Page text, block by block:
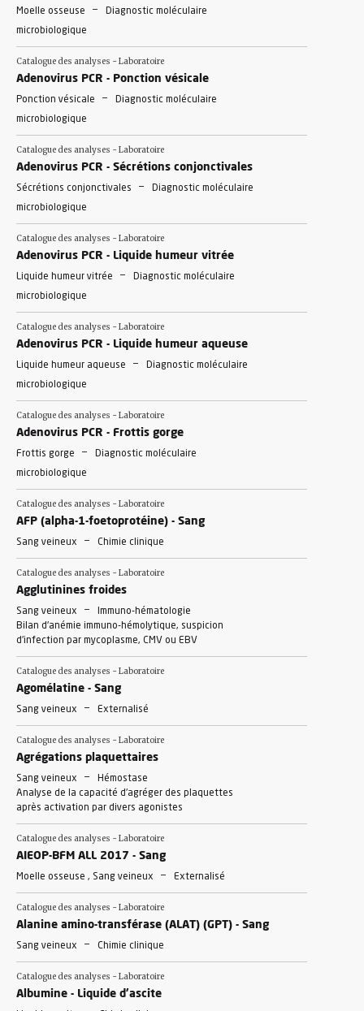
Moelle osseuse -
Diagnostic moléculaire
microbiologique
Catalogue des analyses - Laboratoire
Adenovirus PCR - Ponction vésicale
Ponction vésicale -
Diagnostic moléculaire
microbiologique
Catalogue des analyses - Laboratoire
Adenovirus PCR - Sécrétions conjonctivales
Sécrétions conjonctivales -
Diagnostic moléculaire
microbiologique
Catalogue des analyses - Laboratoire
Adenovirus PCR - Liquide humeur vitrée
Liquide humeur vitrée -
Diagnostic moléculaire
microbiologique
Catalogue des analyses - Laboratoire
Adenovirus PCR - Liquide humeur aqueuse
Liquide humeur aqueuse -
Diagnostic moléculaire
microbiologique
Catalogue des analyses - Laboratoire
Adenovirus PCR - Frottis gorge
Frottis gorge -
Diagnostic moléculaire
microbiologique
Catalogue des analyses - Laboratoire
AFP (alpha-1-foetoprotéine) - Sang
Sang veineux - Chimie clinique
Catalogue des analyses - Laboratoire
Agglutinines froides
Sang veineux -
Immuno-hématologie
Bilan d'anémie immuno-hémolytique, suspicion
d'infection par mycoplasme, CMV ou EBV
Catalogue des analyses - Laboratoire
Agomélatine - Sang
Sang veineux - Externalisé
Catalogue des analyses - Laboratoire
Agrégations plaquettaires
Sang veineux -
Hémostase
Analyse de la capacité d'agréger des plaquettes
après activation par divers agonistes
Catalogue des analyses - Laboratoire
AIEOP-BFM ALL 2017 - Sang
Moelle osseuse , Sang veineux - Externalisé
Catalogue des analyses - Laboratoire
Alanine amino-transférase (ALAT) (GPT) - Sang
Sang veineux - Chimie clinique
Catalogue des analyses - Laboratoire
Albumine - Liquide d'ascite